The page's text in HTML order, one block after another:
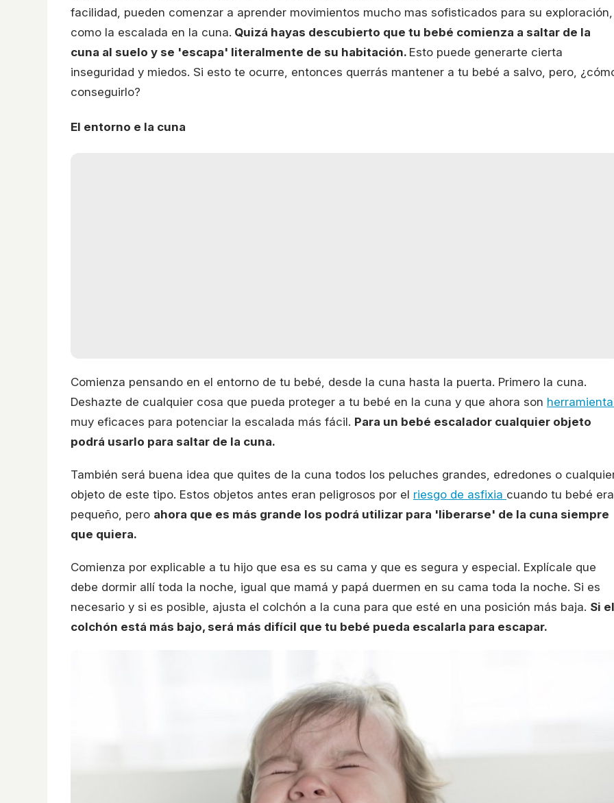
facilidad, pueden comenzar a aprender movimientos mucho mas sofisticados para su exploración,
como la escalada en la cuna. Quizá hayas descubierto que tu bebé comienza a saltar de la
cuna al suelo y se 'escapa' literalmente de su habitación. Esto puede generarte cierta
inseguridad y miedos. Si esto te ocurre, entonces querrás mantener a tu bebé a salvo, pero,
conseguirlo?
El entorno e la cuna
Comienza pensando en el entorno de tu bebé, desde la cuna hasta la puerta. Primero la cuna.
Deshazte de cualquier cosa que pueda proteger a tu bebé en la cuna y que ahora son
muy eficaces para potenciar la escalada más fácil. Para un bebé escalador cualquier objeto
podrá usarlo para saltar de la cuna.
También será buena idea que quites de la cuna todos los peluches grandes, edredones o
objeto de este tipo. Estos objetos antes eran peligrosos por el riesgo de asfixia cuando tu bebé era
pequeño, pero ahora que es más grande los podrá utilizar para 'liberarse' de la cuna siempre
que quiera.
Comienza por explicable a tu hijo que esa es su cama y que es segura y especial. Explícale que
debe dormir allí toda la noche, igual que mamá y papá duermen en su cama toda la noche. Si es
necesario y si es posible, ajusta el colchón a la cuna para que esté en una posición más baja. Si el
colchón está más bajo, será más difícil que tu bebé pueda escalarla para escapar.